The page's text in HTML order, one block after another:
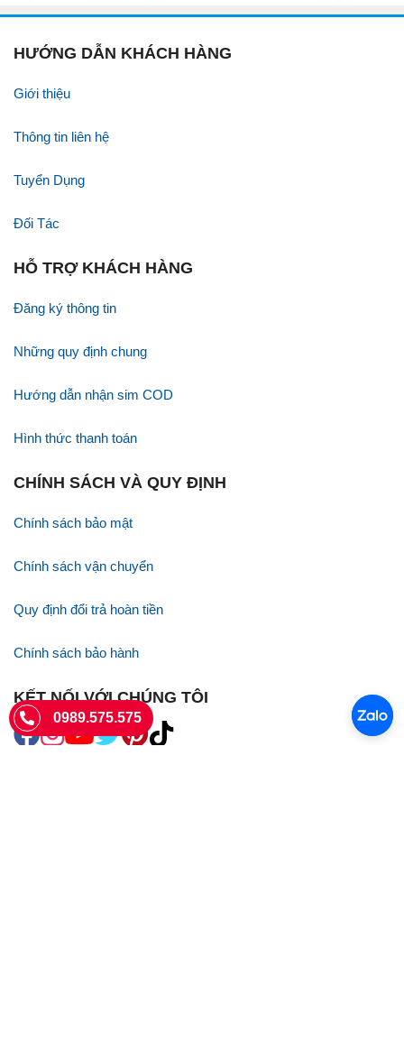
HƯỚNG DẪN KHÁCH HÀNG
Giới thiệu
Thông tin liên hệ
Tuyển Dụng
Đối Tác
HỖ TRỢ KHÁCH HÀNG
Đăng ký thông tin
Những quy định chung
Hướng dẫn nhận sim COD
Hình thức thanh toán
CHÍNH SÁCH VÀ QUY ĐỊNH
Chính sách bảo mật
Chính sách vận chuyển
Quy định đổi trả hoàn tiền
Chính sách bảo hành
KẾT NỐI VỚI CHÚNG TÔI
0989.575.575